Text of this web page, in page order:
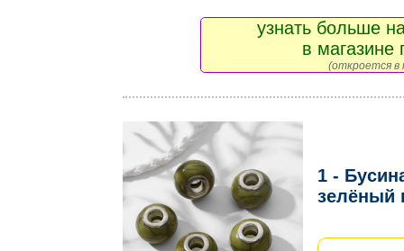
узнать больше
в магазине
(откроется в
1 -
зелёный